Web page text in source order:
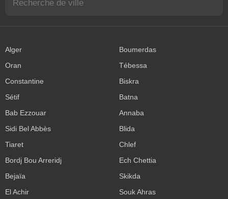
Alger
Boumerdas
Oran
Tébessa
Constantine
Biskra
Sétif
Batna
Bab Ezzouar
Annaba
Sidi Bel Abbès
Blida
Tiaret
Chlef
Bordj Bou Arreridj
Ech Chettia
Bejaïa
Skikda
El Achir
Souk Ahras